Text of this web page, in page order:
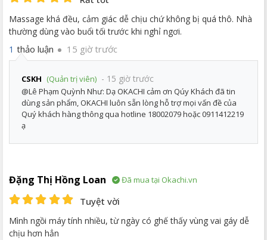
Massage khá đều, cảm giác dễ chịu chứ không bị quá thô. Nhà
thường dùng vào buổi tối trước khi nghỉ ngơi.
1 thảo luận 15 giờ trước
CSKH (Quản trị viên) - 15 giờ trước
@Lê Phạm Quỳnh Như: Dạ OKACHI cảm ơn Qúy Khách đã tin
dùng sản phẩm, OKACHI luôn sẵn lòng hỗ trợ mọi vấn đề của
Quý khách hàng thông qua hotline 18002079 hoặc 0911412219
ạ
Đặng Thị Hồng Loan Đã mua tại Okachi.vn
Tuyệt vời
Mình ngồi máy tính nhiều, từ ngày có ghế thấy vùng vai gáy dễ
chịu hơn hẳn